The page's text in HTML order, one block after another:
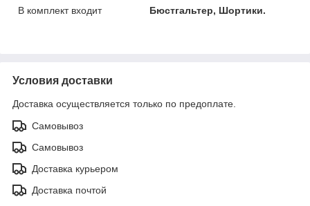
В комплект входит
Бюстгальтер, Шортики.
Условия доставки
Доставка осуществляется только по предоплате.
Самовывоз
Самовывоз
Доставка курьером
Доставка почтой